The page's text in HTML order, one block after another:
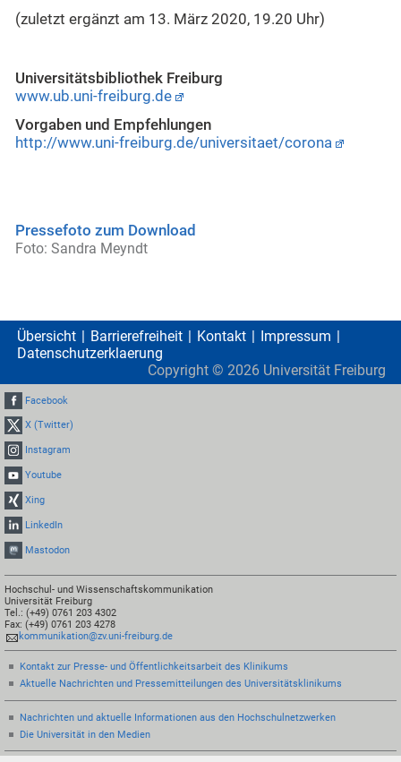
(zuletzt ergänzt am 13. März 2020, 19.20 Uhr)
Universitätsbibliothek Freiburg
www.ub.uni-freiburg.de
Vorgaben und Empfehlungen
http://www.uni-freiburg.de/universitaet/corona
Pressefoto zum Download
Foto: Sandra Meyndt
Übersicht Barrierefreiheit Kontakt
Impressum
Datenschutzerklaerung
Copyright © 2026 Universität Freiburg
Facebook
X (Twitter)
Instagram
Youtube
Xing
LinkedIn
Mastodon
Hochschul- und Wissenschaftskommunikation
Universität Freiburg
Tel.: (+49) 0761 203 4302
Fax: (+49) 0761 203 4278
kommunikation@zv.uni-freiburg.de
Kontakt zur Presse- und Öffentlichkeitsarbeit des Klinikums
Aktuelle Nachrichten und Pressemitteilungen des Universitätsklinikums
Nachrichten und aktuelle Informationen aus den Hochschulnetzwerken
Die Universität in den Medien